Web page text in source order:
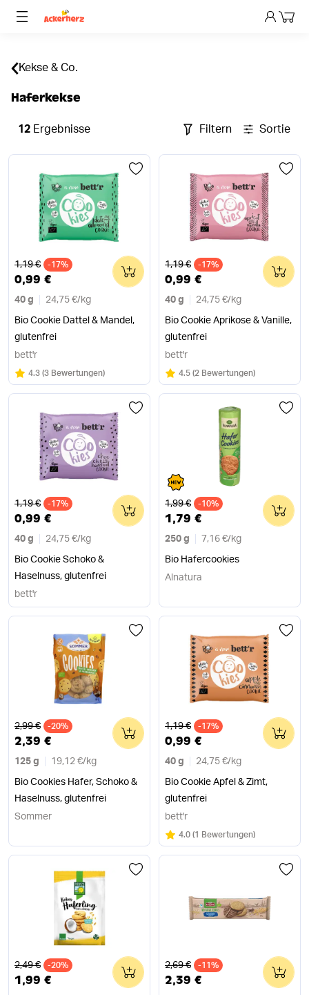
Dein
Kekse & Co.
Haferkekse
12 Ergebnisse Filtern Sortieren
Alter Preis
1,19 € -17%
0,99 €
40 g 24,75 €/ kg
Bio Cookie Dattel & Mandel,
glutenfrei
0
bett'r
Bewertung:
4.3/5
(3 Bewertungen)
Alter Preis
1,19 € -17%
0,99 €
40 g 24,75 €/ kg
Bio Cookie Aprikose & Vanille,
glutenfrei
0
bett'r
Bewertung:
4.5/5
(2 Bewertungen)
Alter Preis
1,19 € -17%
0,99 €
40 g 24,75 €/ kg
Bio Cookie Schoko &
Haselnuss, glutenfrei
0
bett'r
Alter Preis
1,99 € -10%
1,79 €
250 g 7,16 €/ kg
Bio Hafercookies
0
Alnatura
Alter Preis
2,99 € -20%
2,39 €
125 g 19,12 €/ kg
Bio Cookies Hafer, Schoko &
Haselnuss, glutenfrei
0
Sommer
Alter Preis
1,19 € -17%
0,99 €
40 g 24,75 €/ kg
Bio Cookie Apfel & Zimt,
glutenfrei
0
bett'r
Bewertung:
4.0/5
(1 Bewertungen)
Alter Preis
2,49 € -20%
1,99 €
0 Alter Preis
2,69 € -11%
2,39 €
0